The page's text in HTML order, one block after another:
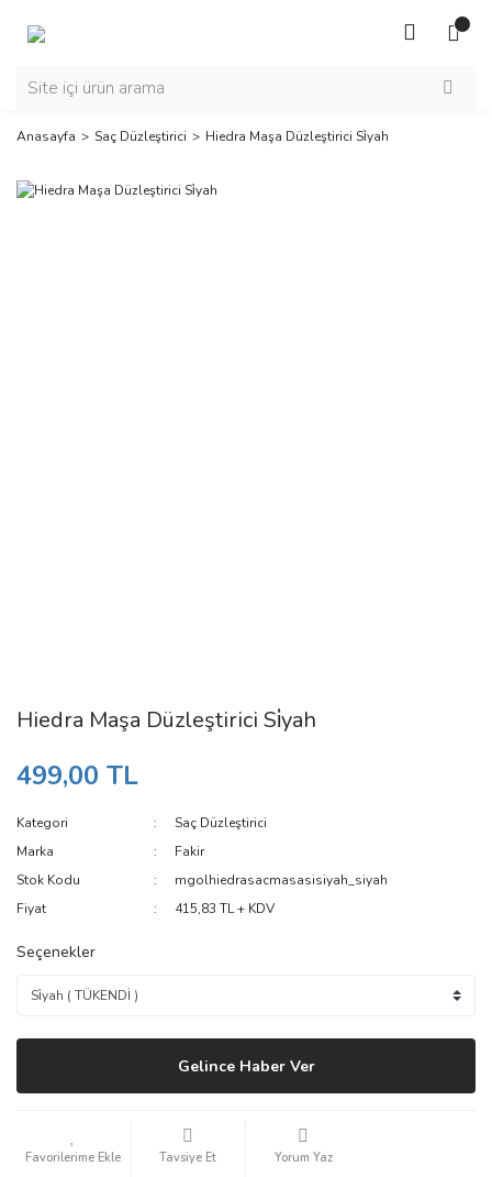
Anasayfa Saç Düzleştirici Hiedra Maşa Düzleştirici Si̇yah
Hiedra Maşa Düzleştirici Si̇yah
499,00 TL
Kategori
Saç Düzleştirici
Marka
Fakir
Stok Kodu
mgolhiedrasacmasasisiyah_siyah
Fiyat
415,83 TL + KDV
Seçenekler
Gelince Haber Ver
Tavsiye Et Yorum Yaz